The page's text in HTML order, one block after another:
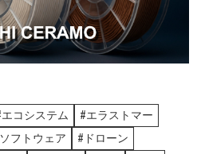
エコシステム
エラストマー
ソフトウェア
ドローン